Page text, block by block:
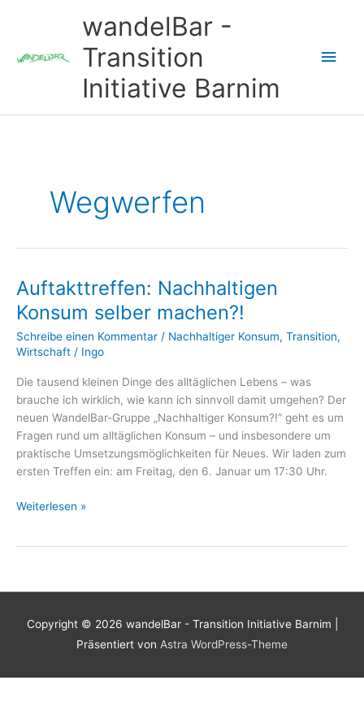
wandelBar -
Transition
Initiative Barnim
Wegwerfen
Auftakttreffen: Nachhaltigen
Konsum selber machen?!
Schreibe einen Kommentar / Nachhaltiger Konsum, Transition,
Wirtschaft / Ingo
Die tausend kleinen Dinge des alltäglichen Lebens – was
brauche ich wirklich, wie kann ich sinnvoll damit umgehen? Der
neuen WandelBar-Gruppe „Nachhaltiger Konsum?!“ geht es um
Fragen rund um alltäglichen Konsum – und insbesondere um
praktische Umsetzungsmöglichkeiten für Neues. Wir laden zum
ersten Treffen ein: am Freitag, den 6. Januar um 17:30 Uhr.
Auftakttreffen:
Weiterlesen »
Copyright © 2026 wandelBar - Transition Initiative Barnim
Präsentiert von Astra WordPress-Theme